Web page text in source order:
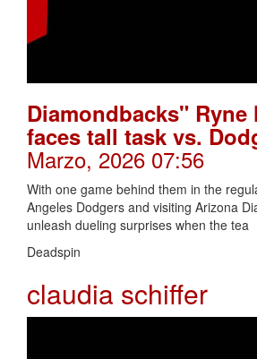
Diamondbacks" Ryne
faces tall task vs.
Marzo, 2026 07:56
With one game behind them in the
Angeles Dodgers and visiting Arizona
unleash dueling surprises when the tea
Deadspin
claudia schiffer